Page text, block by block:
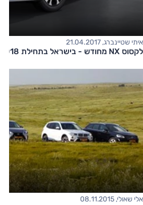
איתי שטיינברג, 21.04.2017
לקסוס NX מחודש - בישראל בתחילת 2018
אלי שאולי, 08.11.2015